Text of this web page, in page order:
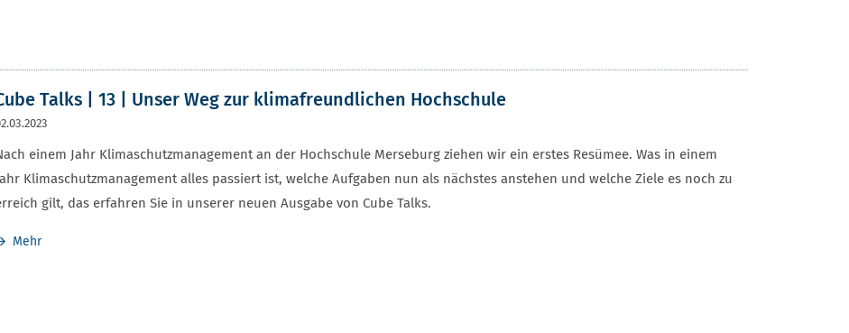
Talks | 13 | Unser Weg zur klimafreundlichen Hochschule
einem Jahr Klimaschutzmanagement an der Hochschule Merseburg ziehen wir ein erstes Resümee. Was in einem
Klimaschutzmanagement alles passiert ist, welche Aufgaben nun als nächstes anstehen und welche Ziele es noch zu
gilt, das erfahren Sie in unserer neuen Ausgabe von Cube Talks.
Mehr